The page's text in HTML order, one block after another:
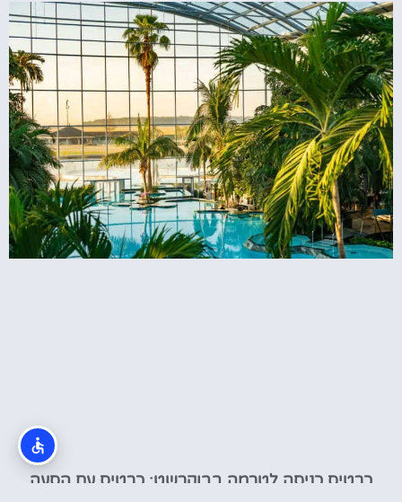
כרטיס כניסה לטרמה בבוקרשט: כרטיס עם הסעה